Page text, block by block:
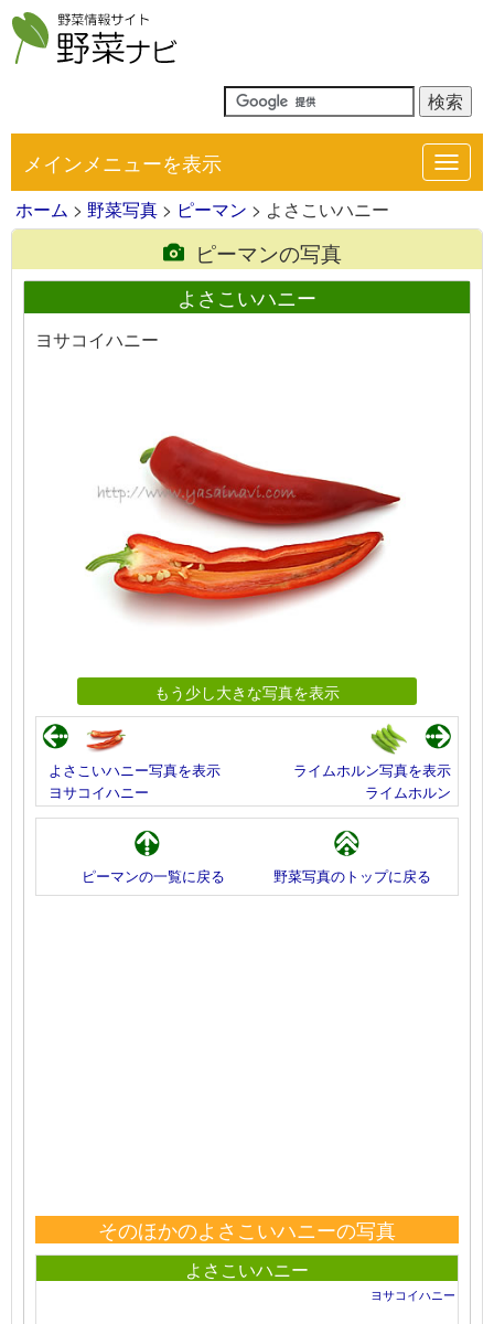
メインメニューを表示
ホーム > 野菜写真 > ピーマン > よさこいハニー
ピーマンの写真
よさこいハニー
ヨサコイハニー
もう少し大きな写真を表示
よさこいハニー写真を表示
ヨサコイハニー
ライムホルン写真を表示
ライムホルン
ピーマンの一覧に戻る 野菜写真のトップに戻る
そのほかのよさこいハニーの写真
よさこいハニー
ヨサコイハニー